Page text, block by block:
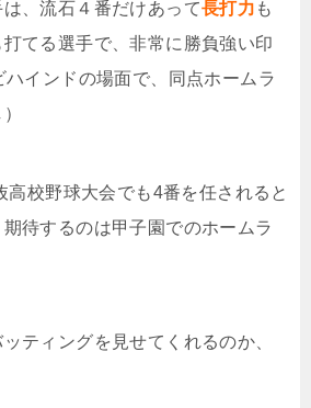
、流石４番だけあって長打力 も
打てる選手で、非常に勝負強い印
ハインドの場面で、同点ホームラ
高校野球大会でも4番を任されると
待するのは甲子園でのホームラ
ティングを見せてくれるのか、